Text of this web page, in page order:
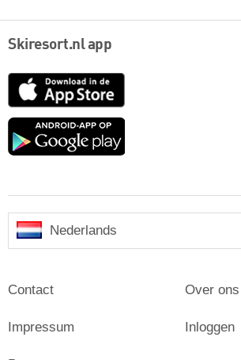
Skiresort.nl app
App
Google
Nederlands
Contact
Impressum
Over ons
Inloggen